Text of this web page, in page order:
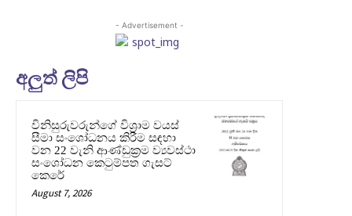
- Advertisement -
අලුත් ලිපි
විනිසුරුවරුන්ගේ විශ්‍රාම වයස්
සීමා සංශෝධනය කිරීම සඳහා
වන 22 වැනි ආණ්ඩුක්‍රම ව්‍යවස්ථා
සංශෝධන කෙටුම්පත ගැසට්
කෙරේ
August 7, 2026